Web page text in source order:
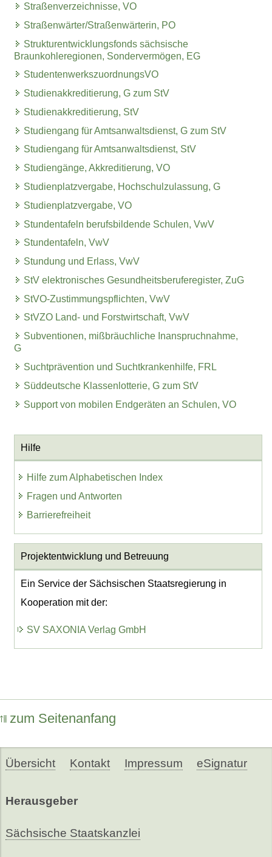
Straßenverzeichnisse, VO
Straßenwärter/Straßenwärterin, PO
Strukturentwicklungsfonds sächsische
Braunkohleregionen, Sondervermögen, EG
StudentenwerkszuordnungsVO
Studienakkreditierung, G zum StV
Studienakkreditierung, StV
Studiengang für Amtsanwaltsdienst, G zum StV
Studiengang für Amtsanwaltsdienst, StV
Studiengänge, Akkreditierung, VO
Studienplatzvergabe, Hochschulzulassung, G
Studienplatzvergabe, VO
Stundentafeln berufsbildende Schulen, VwV
Stundentafeln, VwV
Stundung und Erlass, VwV
StV elektronisches Gesundheitsberuferegister, ZuG
StVO-Zustimmungspflichten, VwV
StVZO Land- und Forstwirtschaft, VwV
Subventionen, mißbräuchliche Inanspruchnahme,
G
Suchtprävention und Suchtkrankenhilfe, FRL
Süddeutsche Klassenlotterie, G zum StV
Support von mobilen Endgeräten an Schulen, VO
Hilfe
Hilfe zum Alphabetischen Index
Fragen und Antworten
Barrierefreiheit
Projektentwicklung und Betreuung
Ein Service der Sächsischen Staatsregierung in
Kooperation mit der:
SV SAXONIA Verlag GmbH
zum Seitenanfang
Übersicht Kontakt Impressum eSignatur
Herausgeber
Sächsische Staatskanzlei